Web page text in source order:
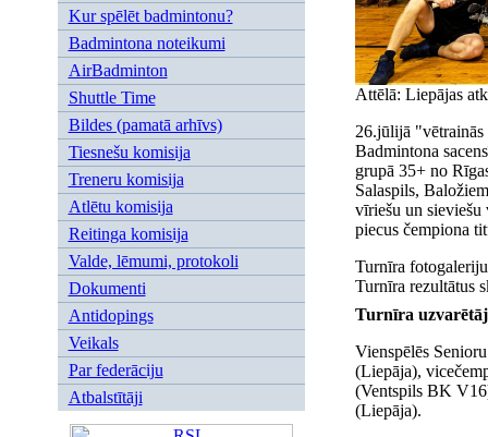
Kur spēlēt badmintonu?
Badmintona noteikumi
AirBadminton
Shuttle Time
Bildes (pamatā arhīvs)
Tiesnešu komisija
Treneru komisija
Atlētu komisija
Reitinga komisija
Valde, lēmumi, protokoli
Dokumenti
Antidopings
Veikals
Par federāciju
Atbalstītāji
Attēlā: Liepājas
26.jūlijā "vētrainās
Badmintona
grupā 35+ no
Salaspils,
vīriešu un sieviešu
piecus čempiona
Turnīra
Turnīra rezultātus
Turnīra
Vienspēlēs
(Liepāja),
(Ventspils BK
(Liepāja).